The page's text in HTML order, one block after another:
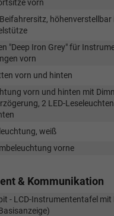
vorn
höhenverstellbar
"Deep Iron Grey" für
vorn
vorn und hinten
vorn und hinten mit
2 LED-
weiß
vorne
& Kommunikation
- LCD-Instrumententafel mit